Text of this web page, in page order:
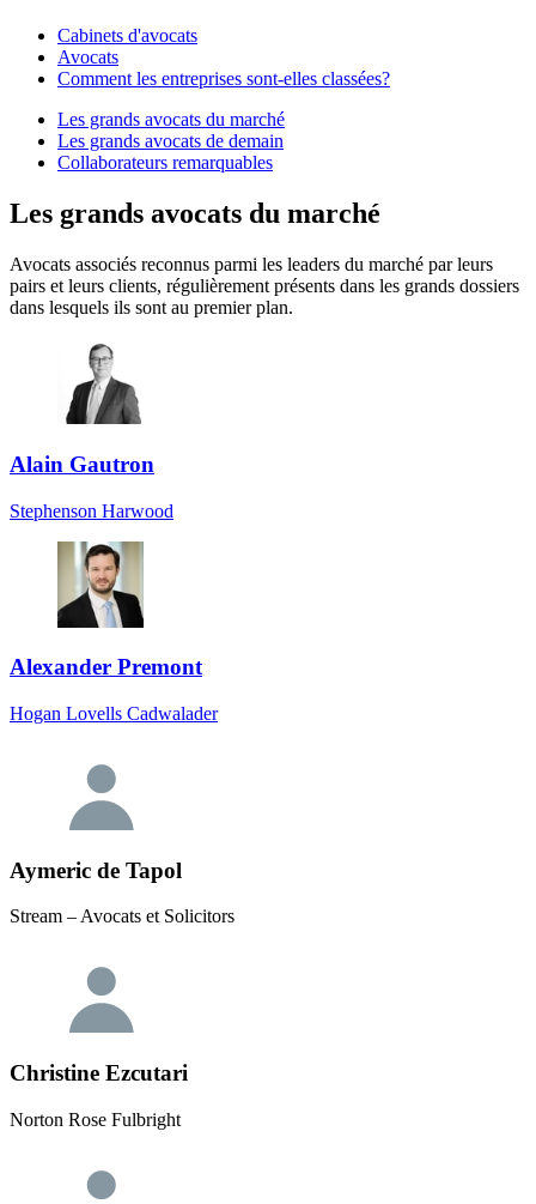
Cabinets d'avocats
Avocats
Comment les entreprises sont-elles classées?
Les grands avocats du marché
Les grands avocats de demain
Collaborateurs remarquables
Les grands avocats du marché
Avocats associés reconnus parmi les leaders du marché par leurs
pairs et leurs clients, régulièrement présents dans les grands dossiers
dans lesquels ils sont au premier plan.
Alain Gautron
Stephenson Harwood
Alexander Premont
Hogan Lovells Cadwalader
Aymeric de Tapol
Stream – Avocats et Solicitors
Christine Ezcutari
Norton Rose Fulbright